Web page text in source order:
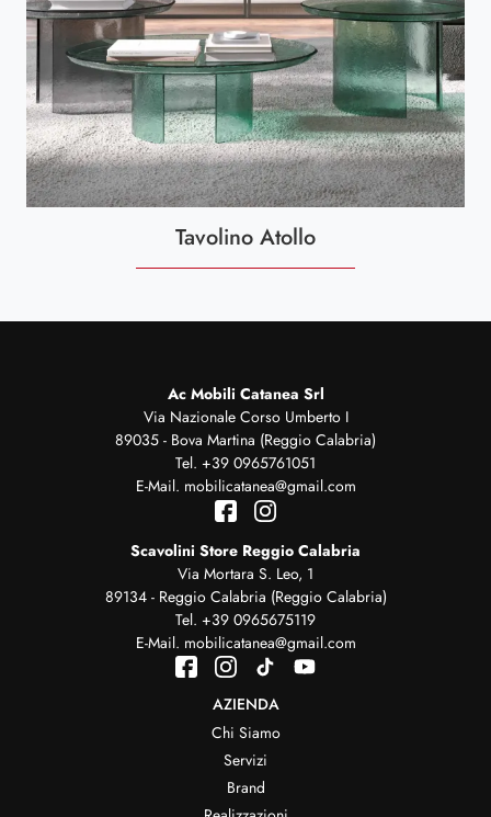
Tavolino Atollo
Ac Mobili Catanea Srl
Via Nazionale Corso Umberto I
89035 - Bova Martina (Reggio Calabria)
Tel. +39 0965761051
E-Mail. mobilicatanea@gmail.com
Scavolini Store Reggio Calabria
Via Mortara S. Leo, 1
89134 - Reggio Calabria (Reggio Calabria)
Tel. +39 0965675119
E-Mail. mobilicatanea@gmail.com
AZIENDA
Chi Siamo
Servizi
Brand